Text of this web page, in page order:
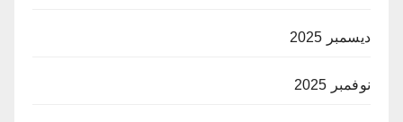
ديسمبر 2025
نوفمبر 2025